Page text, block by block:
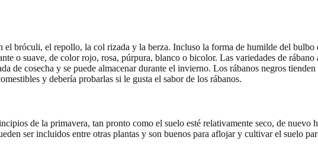
bróculi, el repollo, la col rizada y la berza. Incluso la forma de humilde del bulbo
o suave, de color rojo, rosa, púrpura, blanco o bicolor. Las variedades de rábano
de cosecha y se puede almacenar durante el invierno. Los rábanos negros tienden
y debería probarlas si le gusta el sabor de los rábanos.
de la primavera, tan pronto como el suelo esté relativamente seco, de nuevo
ser incluidos entre otras plantas y son buenos para aflojar y cultivar el suelo